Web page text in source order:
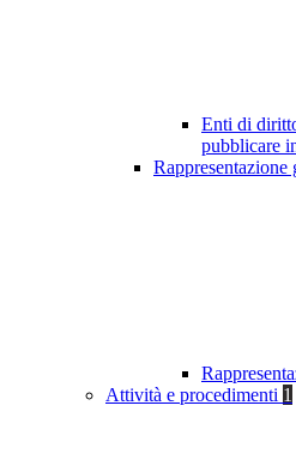
Enti di
pubblicare
Rappresentazione
Attività e procedimenti 1